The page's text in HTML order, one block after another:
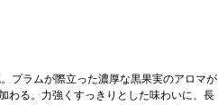
プラムが際立った濃厚な黒果実のアロマが
わる。力強くすっきりとした味わいに、長